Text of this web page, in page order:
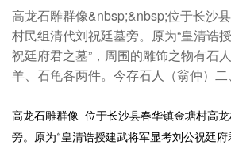
高龙石雕群像&nbsp;&nbsp;位于长沙
村民组清代刘祝廷墓旁。原为“皇清诰
祝廷府君之墓”，周围的雕饰之物有石
羊、石龟各两件。今存石人（翁仲）二、
高龙石雕群像 位于长沙县春华镇金塘村高
旁。原为“皇清诰授建武将军显考刘公祝廷府